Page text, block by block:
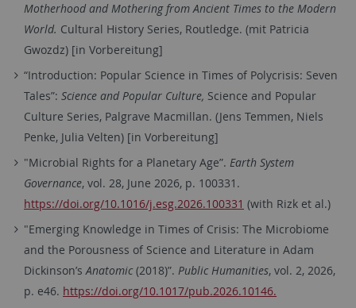
Motherhood and Mothering from Ancient Times to the Modern
World. Cultural History Series, Routledge. (mit Patricia
Gwozdz) [in Vorbereitung]
“Introduction: Popular Science in Times of Polycrisis: Seven
Tales”:Science and Popular Culture, Science and Popular
Culture Series, Palgrave Macmillan. (Jens Temmen, Niels
Penke, Julia Velten) [in Vorbereitung]
"Microbial Rights for a Planetary Age”.Earth System
Governance, vol. 28, June 2026, p. 100331.
https://doi.org/10.1016/j.esg.2026.100331 (with Rizk et al.)
"Emerging Knowledge in Times of Crisis: The Microbiome
and the Porousness of Science and Literature in Adam
Dickinson’sAnatomic (2018)”.Public Humanities, vol. 2, 2026,
p. e46. https://doi.org/10.1017/pub.2026.10146.